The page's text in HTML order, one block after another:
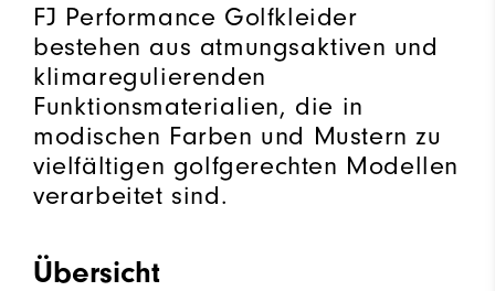
FJ Performance Golfkleider
bestehen aus atmungsaktiven und
klimaregulierenden
Funktionsmaterialien, die in
modischen Farben und Mustern zu
vielfältigen golfgerechten Modellen
verarbeitet sind.
Übersicht